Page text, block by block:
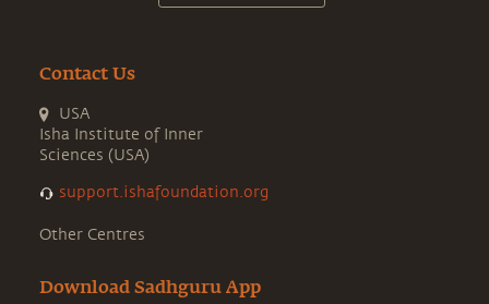
Contact Us
USA
Isha Institute of Inner
Sciences (USA)
support.ishafoundation.org
Other Centres
Download Sadhguru App